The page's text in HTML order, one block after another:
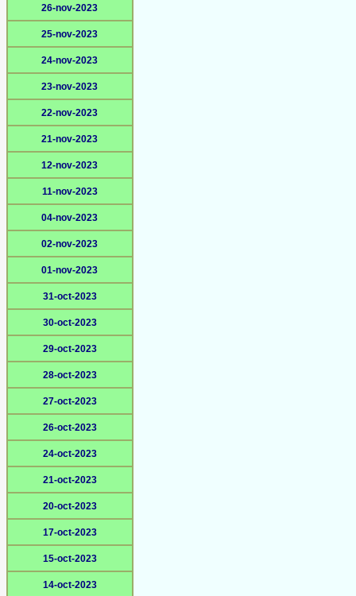
26-nov-2023
25-nov-2023
24-nov-2023
23-nov-2023
22-nov-2023
21-nov-2023
12-nov-2023
11-nov-2023
04-nov-2023
02-nov-2023
01-nov-2023
31-oct-2023
30-oct-2023
29-oct-2023
28-oct-2023
27-oct-2023
26-oct-2023
24-oct-2023
21-oct-2023
20-oct-2023
17-oct-2023
15-oct-2023
14-oct-2023